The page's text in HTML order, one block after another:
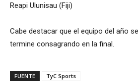
Reapi Ulunisau (Fiji)
Cabe destacar que el equipo del año
termine consagrando en la final.
FUENTE
TyC Sports